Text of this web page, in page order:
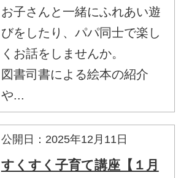
お子さんと一緒にふれあい遊
びをしたり、パパ同士で楽し
くお話をしませんか。
図書司書による絵本の紹介
や...
公開日：2025年12月11日
すくすく子育て講座【１月